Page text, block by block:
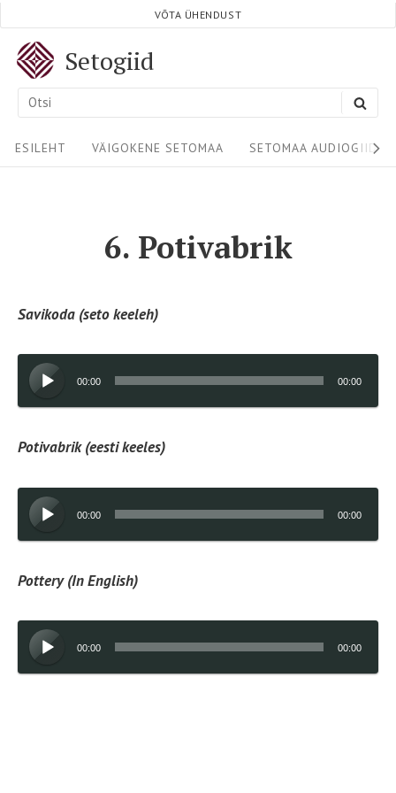
content
Setogiid
Search
VÕTA ÜHENDUST
Site
Navigation
ESILEHT VÄIGOKENE SETOMAA SETOMAA AUDIOGIIDID
6. Potivabrik
Savikoda (seto keeleh)
Audioesitaja
00:00 00:00
Potivabrik (eesti keeles)
Audioesitaja
00:00 00:00
Pottery (In English)
Audioesitaja
00:00 00:00